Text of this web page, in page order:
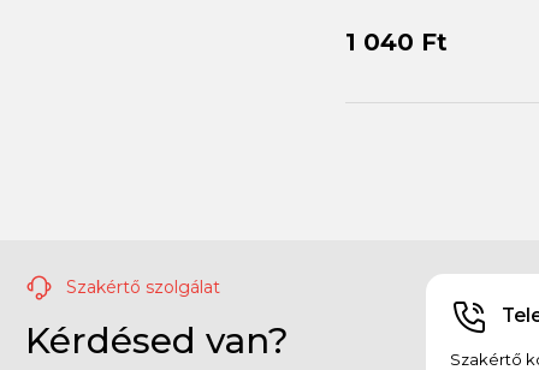
1 040 Ft
Szakértő szolgálat
Kérdésed van?
Szakértő